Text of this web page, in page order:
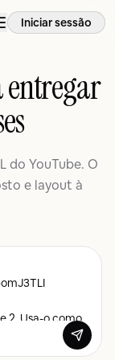
Iniciar sessão
entregar
do YouTube. O
e layout à